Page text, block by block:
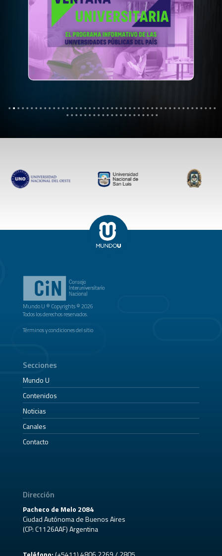
Mundo U ® Copyrights © 2026
Todos los derechos reservados.
Términos y condiciones del sitio
Secciones
Mundo U
Contenidos
Noticias
Canales
Contacto
Dirección
Pacheco de Melo 2084
Ciudad Autónoma de Buenos Aires
(CP: C1126AAF) Argentina